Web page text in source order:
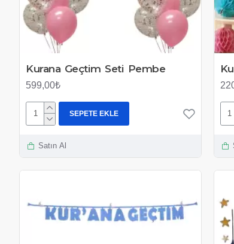
Kurana Geçtim Seti Pembe
599,00₺
SEPETE EKLE
Satın Al